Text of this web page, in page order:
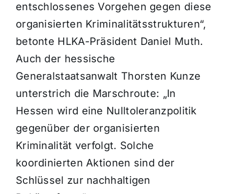
entschlossenes Vorgehen gegen diese
organisierten Kriminalitätsstrukturen“,
betonte HLKA-Präsident Daniel Muth.
Auch der hessische
Generalstaatsanwalt Thorsten Kunze
unterstrich die Marschroute: „In
Hessen wird eine Nulltoleranzpolitik
gegenüber der organisierten
Kriminalität verfolgt. Solche
koordinierten Aktionen sind der
Schlüssel zur nachhaltigen